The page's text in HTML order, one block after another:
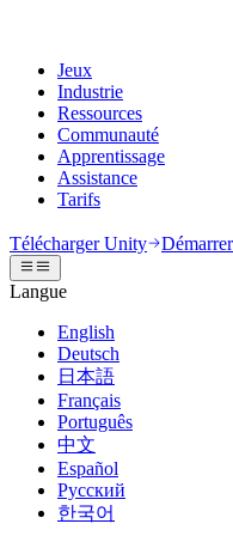
Jeux
Industrie
Ressources
Communauté
Apprentissage
Assistance
Tarifs
Moteur Unity
Créez des jeux 2D et 3D
Collaboration
Collaborez et itérez
Télécharger Unity
Offres et tarifs
Déployez
Multiplateforme
Collaboration 3D
Construisez et révisez des
Formation immersive
Entraînez-vous dans des
Expériences client
Créez des expériences
Secteurs
Fabrication
Documentation
Outils de développement
Versions de publication et
Feuille de route
Examiner les fonctionnalités
Glossaire
Discussions
Événements
Événements mondiaux et
Histoires de la communauté
Made with Unity
Mise en avant des créateurs
Unity Learn
Maîtrisez les compétences
Formation professionnelle
Améliorez votre équipe avec
Vous découvrez Unity ?
Démarrer
Démarrez votre apprentissage
Parcours essentiels Unity
Obtenir de l'aide
Vous aider à réussir avec Unity
Plans de succès
Atteignez vos objectifs plus
FAQ
Réponses aux questions
Contactez-nous.
Connectez-vous avec notre
Télécharger Unity Démarrer
Langue
English
Deutsch
日本語
Français
Português
中文
Español
Русский
한국어